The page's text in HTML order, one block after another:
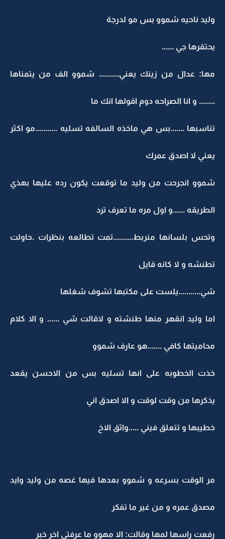
وليد ناحيه شموو بس مو لدرجة
يحتقرها جي ......
مها: عدال من زينك يعني.......... شموو الف من يتمناها
........ و انا الصراحه دوم اقولها انك ما
تناسبها .......بس هي ماخذه السالفه تسليه ...........مو اكثر
يعني لا اصدق عمرك
شموو انجرحت من وليد ما توقعت يكون رده عليها بهذي
الطريقه ......و اول مره ما تعرف ترد
وتحس بلسانها منربط..........تمت تطالعه بنظرات .حاولت
تطنشه و لا كانه قايل
شي...........يلست على مكتبها تشوف شغلها
اما وليد انقهر منها طنشته و لاقالت شي ...... و الا كلام
محاميتها كافي .......هو عارف شموو
خذت الخطوبه على انها تسليه بس من الاحسن يقعد
يذكرها من وقت لوقت و الا اصدق اني
خطيبها و تتعلق فيني .....واثق الاخ
مر الوقت بسرعه و شموو بعدها فيها غصه من وليد وايد
مصدق عمره و من غير ما تفكر
رفعت راسها لمها وقالت: الا مهوو ما عرفتي اخر خبر